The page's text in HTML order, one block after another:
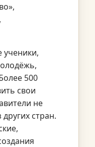
ученики,
500
свои
не
стран.